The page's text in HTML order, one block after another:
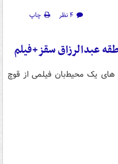
۴ نظر
چاپ
عبدالرزاق سقز+فیلم
های یک محیط‌بان فیلمی از قوچ